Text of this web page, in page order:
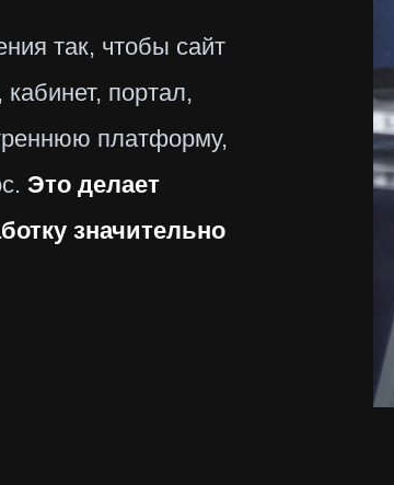
так, чтобы сайт
портал,
платформу,
Это делает
значительно